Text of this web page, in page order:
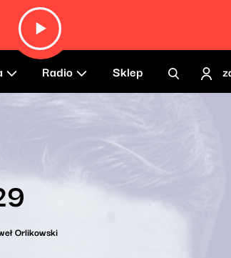
Radio Sklep
Orlikowski